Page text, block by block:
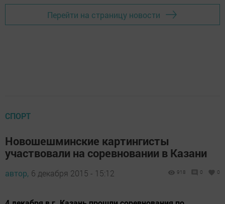
Перейти на страницу новости
СПОРТ
Новошешминские картингисты
участвовали на соревновании в Казани
автор, 6 декабря 2015 - 15:12 918 0 0